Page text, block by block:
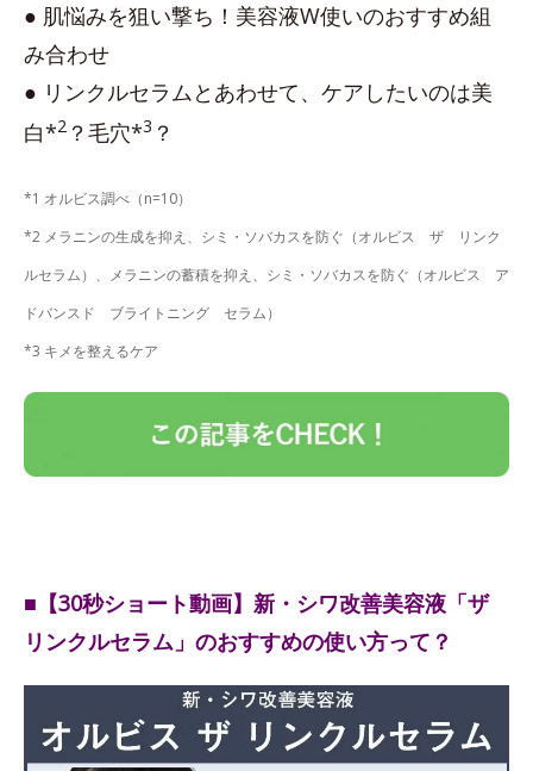
● 肌悩みを狙い撃ち！美容液W使いのおすすめ組
み合わせ
● リンクルセラムとあわせて、ケアしたいのは美
白*2 ？毛穴*3 ？
*1 オルビス調べ（n=10）
*2 メラニンの生成を抑え、シミ・ソバカスを防ぐ（オルビス ザ リンク
ルセラム）、メラニンの蓄積を抑え、シミ・ソバカスを防ぐ（オルビス ア
ドバンスド ブライトニング セラム）
*3 キメを整えるケア
■【30秒ショート動画】新・シワ改善美容液「ザ
リンクルセラム」のおすすめの使い方って？